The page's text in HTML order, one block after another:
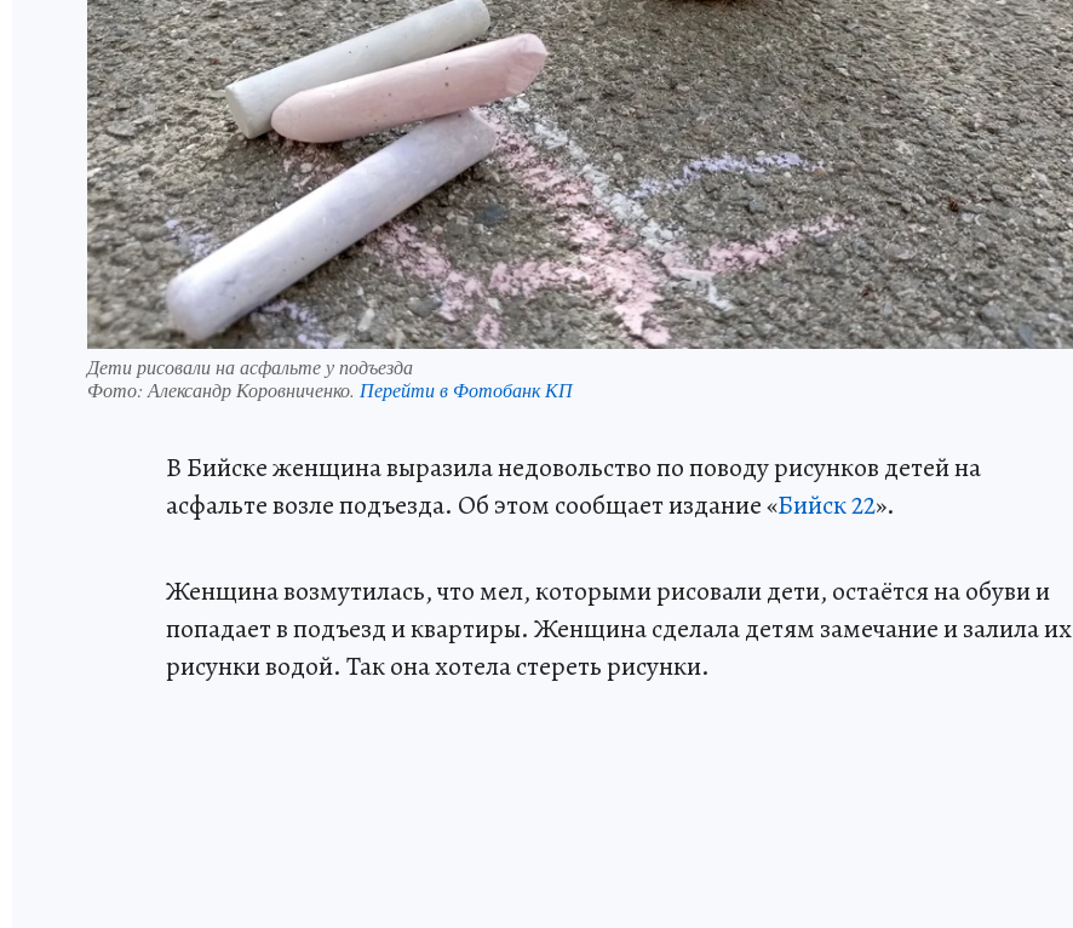
Дети рисовали на асфальте у подъезда
Фото:Александр Коровниченко. Перейти в Фотобанк КП
В Бийске женщина выразила недовольство по поводу рисунков детей на
асфальте возле подъезда. Об этом сообщает издание «Бийск 22».
Женщина возмутилась, что мел, которыми рисовали дети, остаётся на обуви и
попадает в подъезд и квартиры. Женщина сделала детям замечание и залила их
рисунки водой. Так она хотела стереть рисунки.